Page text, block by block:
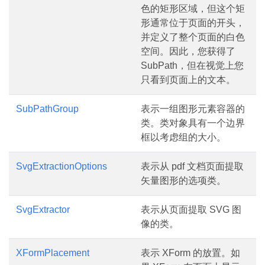
色的矩形区域，但这个矩
形通常位于页面的开头，
并定义了整个页面的白色
空间。因此，您获得了
SubPath，但在视觉上您
只看到页面上的文本。
SubPathGroup
表示一组图形元素容器的
类。类对象具有一个边界
框以考虑组的大小。
SvgExtractionOptions
表示从 pdf 文档页面提取
矢量图形的选项类。
SvgExtractor
表示从页面提取 SVG 图
像的类。
XFormPlacement
表示 XForm 的放置。如